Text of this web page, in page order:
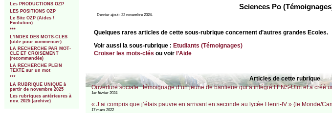
Les PRODUCTIONS OZP
LES POSITIONS OZP
Le Site OZP (Aides /
Evolution)
***
L’INDEX DES MOTS-CLES
(utile pour commencer)
LA RECHERCHE PAR MOT-
CLE ET CROISEMENT
(recommandée)
LA RECHERCHE PLEIN
TEXTE sur un mot
***
LA RUBRIQUE UNIQUE à
partir de novembre 2025
Les rubriques antérieures à
nov. 2025 (archive)
Sciences Po
Dernier ajout : 22 novembre 2024.
Quelques rares articles de cette sous-rubrique concernent d’autres grandes Ecoles.
Voir aussi la sous-rubrique : Etudiants (Témoignages)
Croiser les mots-clés ou voir l’Aide
Articles de cette rubrique
Ouverture sociale : témoignage d’un jeune de banlieue qui a intégré l’ENS-Ulm et a créé
1er février 2024
« J’ai compris que j’étais pauvre en arrivant en seconde au lycée Henri-IV » (le Monde/
17 mars 2022